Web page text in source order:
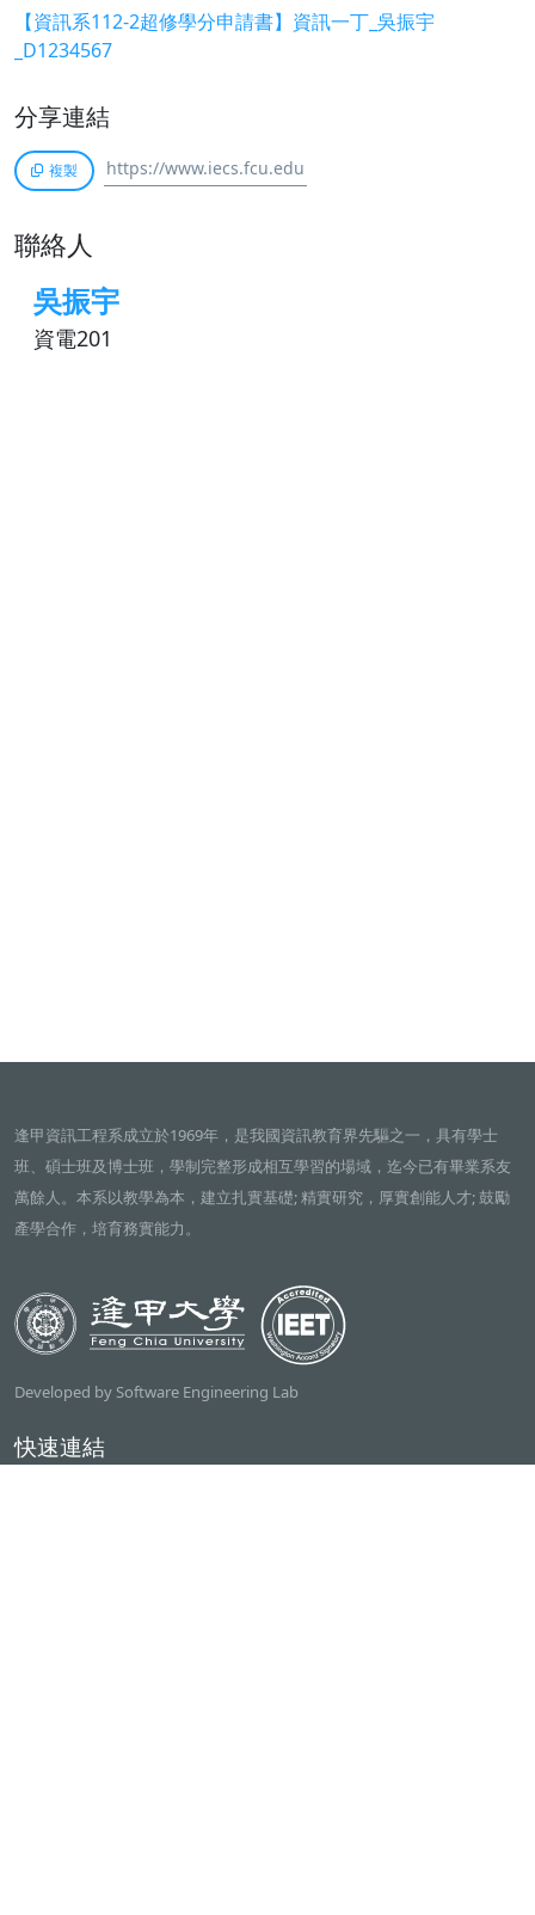
【資訊系112-2超修學分申請書】資訊一丁_吳振宇
_D1234567
分享連結
複製
聯絡人
吳振宇
資電201
逢甲資訊工程系成立於1969年，是我國資訊教育界先驅之一，具有學士
班、碩士班及博士班，學制完整形成相互學習的場域，迄今已有畢業系友
萬餘人。本系以教學為本，建立扎實基礎; 精實研究，厚實創能人才; 鼓勵
產學合作，培育務實能力。
Developed by Software Engineering Lab
快速連結